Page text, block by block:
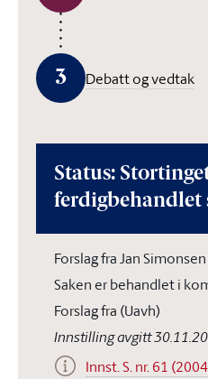
3 Debatt og vedtak
Status:
ferdigbehandlet
Forslag fra Jan Simonsen
Saken er behandlet i
Forslag fra (Uavh)
Innstilling avgitt
Innst. S. nr. 61